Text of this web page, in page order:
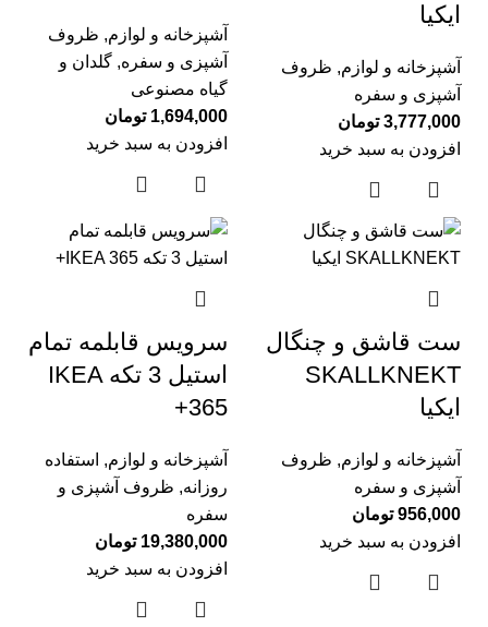
ایکیا
آشپزخانه و لوازم, ظروف
آشپزی و سفره
3,777,000 تومان
افزودن به سبد خرید
آشپزخانه و لوازم, ظروف
آشپزی و سفره, گلدان و
گیاه مصنوعی
1,694,000 تومان
افزودن به سبد خرید
ست قاشق و چنگال
SKALLKNEKT
ایکیا
آشپزخانه و لوازم, ظروف
آشپزی و سفره
956,000 تومان
افزودن به سبد خرید
سرويس قابلمه تمام
استيل 3 تكه IKEA
365+
آشپزخانه و لوازم, استفاده
روزانه, ظروف آشپزی و
سفره
19,380,000 تومان
افزودن به سبد خرید